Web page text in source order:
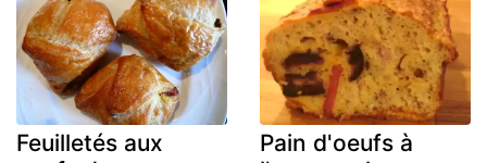
Feuilletés aux
Pain d'oeufs à